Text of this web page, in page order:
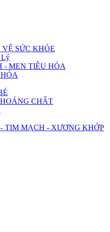
SỨC KHỎE
Lý
- MEN TIÊU HÓA
CHẤT
TIM MẠCH - XƯƠNG KHỚP